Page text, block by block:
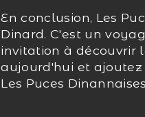
En conclusion, Les
Dinard. C'est un
invitation à découvrir
aujourd'hui et
Les Puces